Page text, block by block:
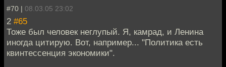
#70 | 08.03.05 23:02
2 #65
Тоже был человек неглупый. Я, камрад, и Ленина
иногда цитирую. Вот, например... "Политика есть
квинтессенция экономики".